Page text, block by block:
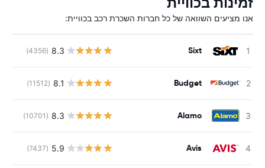
אנו מציעים השוואה של כל חברות השכרת רכב בכוויית:
Sixt
8.3
(4356)
Budget
8.1
(11512)
Alamo
8.3
(10701)
Avis
5.9
(7437)